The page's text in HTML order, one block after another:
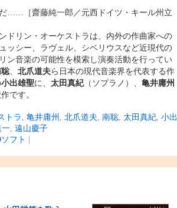
……［齋藤純一郎／元西ドイツ・キール州立
ドリン・オーケストラは、内外の作曲家への
ッシー、ラヴェル、シベリウスなど近現代の
ン音楽の可能性を模索し演奏活動を行ってい
、 北爪道夫ら日本の現代音楽界を代表する作
小出雄聖に、 太田真紀（ソプラノ）、 亀井庸州
です。
トラ 亀井庸州 北爪道夫 南聡 太田真紀 小出
一 遠山慶子
フト |